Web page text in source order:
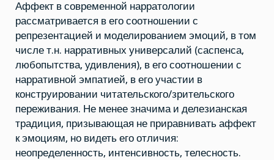
Аффект в современной нарратологии
рассматривается в его соотношении с
репрезентацией и моделированием эмоций, в том
числе т.н. нарративных универсалий (саспенса,
любопытства, удивления), в его соотношении с
нарративной эмпатией, в его участии в
конструировании читательского/зрительского
переживания. Не менее значима и делезианская
традиция, призывающая не приравнивать аффект
к эмоциям, но видеть его отличия:
неопределенность, интенсивность, телесность.